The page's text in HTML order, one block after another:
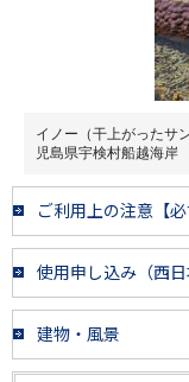
イノー（干上がったサ
児島県宇検村船越海岸
ご利用上の注意【
使用申し込み（西日
建物・風景